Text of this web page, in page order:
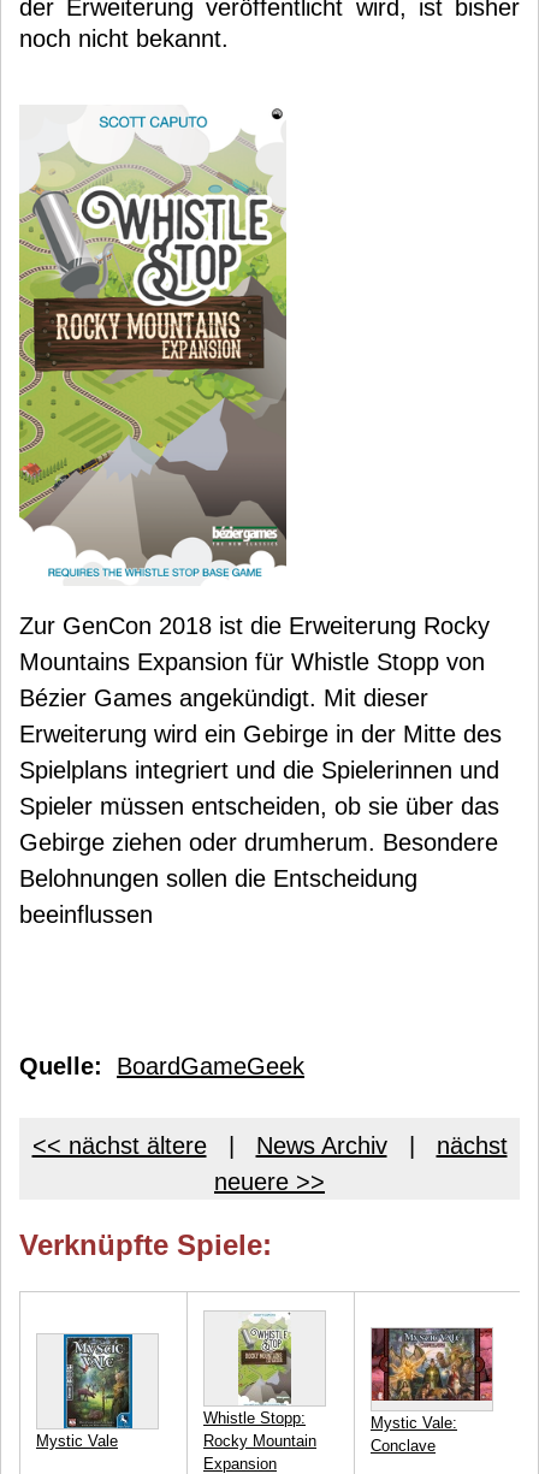
der Erweiterung veröffentlicht wird, ist bisher
noch nicht bekannt.
Zur GenCon 2018 ist die Erweiterung Rocky
Mountains Expansion für Whistle Stopp von
Bézier Games angekündigt. Mit dieser
Erweiterung wird ein Gebirge in der Mitte des
Spielplans integriert und die Spielerinnen und
Spieler müssen entscheiden, ob sie über das
Gebirge ziehen oder drumherum. Besondere
Belohnungen sollen die Entscheidung
beeinflussen
Quelle: BoardGameGeek
<< nächst ältere| News Archiv| nächst
neuere >>
Verknüpfte Spiele:
Mystic Vale
Whistle Stopp:
Rocky Mountain
Expansion
Mystic Vale:
Conclave